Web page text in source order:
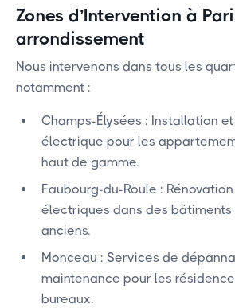
Zones d’Intervention à
arrondissement
Nous intervenons dans tous les
notamment :
Champs-Élysées : Installation
électrique pour les
haut de gamme.
‍Faubourg-du-Roule :
électriques dans des bâtiments
anciens.
‍Monceau : Services de
maintenance pour les
bureaux.